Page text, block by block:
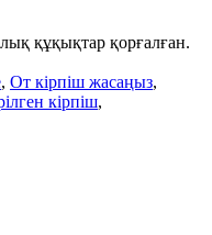
құқықтар қорғалған.
, От кірпіш жасаңыз,
кірпіш,